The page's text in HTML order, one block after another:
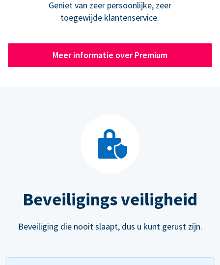
Geniet van zeer persoonlijke, zeer
toegewijde klantenservice.
Meer informatie over Premium
Beveiligings veiligheid
Beveiliging die nooit slaapt, dus u kunt gerust zijn.